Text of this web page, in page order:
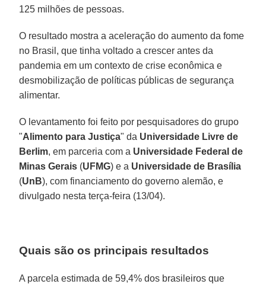
125 milhões de pessoas.
O resultado mostra a aceleração do aumento da fome
no Brasil, que tinha voltado a crescer antes da
pandemia em um contexto de crise econômica e
desmobilização de políticas públicas de segurança
alimentar.
O levantamento foi feito por pesquisadores do grupo
"Alimento para Justiça" da Universidade Livre de
Berlim, em parceria com a Universidade Federal de
Minas Gerais (UFMG) e a Universidade de Brasília
(UnB), com financiamento do governo alemão, e
divulgado nesta terça-feira (13/04).
Quais são os principais resultados
A parcela estimada de 59,4% dos brasileiros que